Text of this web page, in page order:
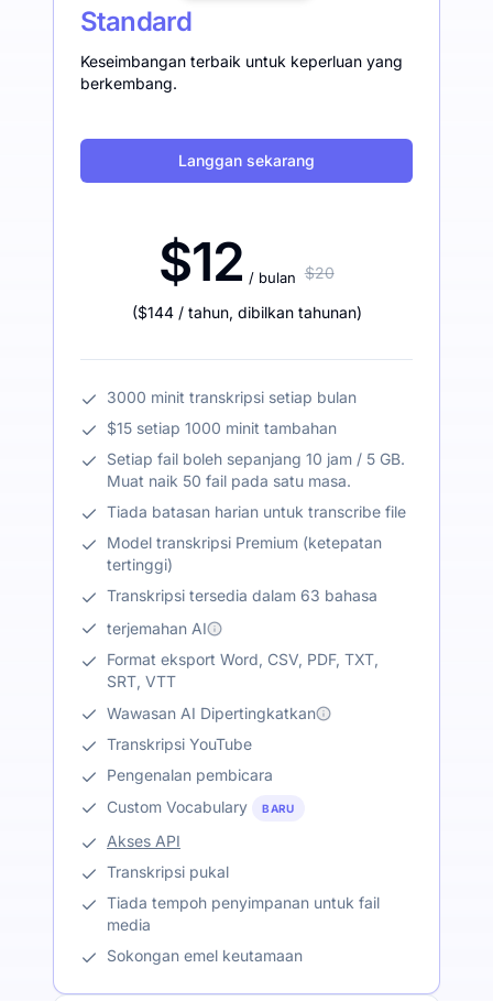
Standard
Keseimbangan terbaik untuk keperluan yang
berkembang.
Langgan sekarang
$12 / bulan $20
($144 / tahun, dibilkan tahunan)
3000 minit transkripsi setiap bulan
$15 setiap 1000 minit tambahan
Setiap fail boleh sepanjang 10 jam / 5 GB.
Muat naik 50 fail pada satu masa.
Tiada batasan harian untuk transcribe file
Model transkripsi Premium (ketepatan
tertinggi)
Transkripsi tersedia dalam 63 bahasa
terjemahan AI
Format eksport Word, CSV, PDF, TXT,
SRT, VTT
Wawasan AI Dipertingkatkan
Transkripsi YouTube
Pengenalan pembicara
Custom Vocabulary
BARU
Akses API
Transkripsi pukal
Tiada tempoh penyimpanan untuk fail
media
Sokongan emel keutamaan